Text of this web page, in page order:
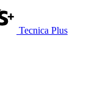
Tecnica Plus